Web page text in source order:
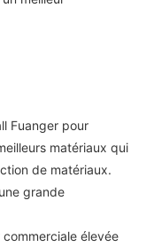
Fuanger pour
matériaux qui
de matériaux.
grande
élevée